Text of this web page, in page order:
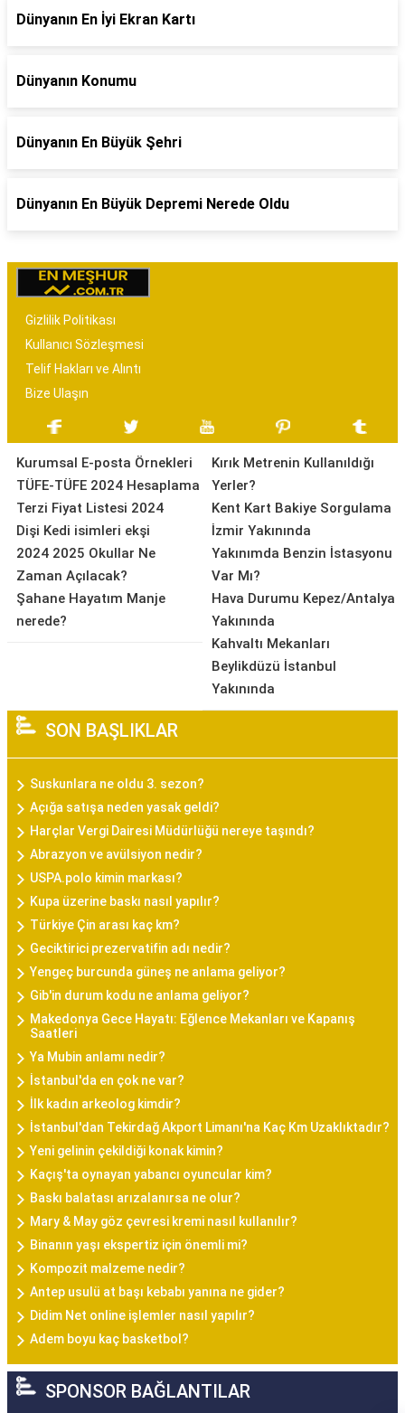
Dünyanın En İyi Ekran Kartı
Dünyanın Konumu
Dünyanın En Büyük Şehri
Dünyanın En Büyük Depremi Nerede Oldu
Gizlilik Politikası
Kullanıcı Sözleşmesi
Telif Hakları ve Alıntı
Bize Ulaşın
Kurumsal E-posta Örnekleri
TÜFE-TÜFE 2024 Hesaplama
Terzi Fiyat Listesi 2024
Dişi Kedi isimleri ekşi
2024 2025 Okullar Ne
Zaman Açılacak?
Şahane Hayatım Manje
nerede?
Kırık Metrenin Kullanıldığı
Yerler?
Kent Kart Bakiye Sorgulama
İzmir Yakınında
Yakınımda Benzin İstasyonu
Var Mı?
Hava Durumu Kepez/Antalya
Yakınında
Kahvaltı Mekanları
Beylikdüzü İstanbul
Yakınında
SON BAŞLIKLAR
Suskunlara ne oldu 3. sezon?
Açığa satışa neden yasak geldi?
Harçlar Vergi Dairesi Müdürlüğü nereye taşındı?
Abrazyon ve avülsiyon nedir?
USPA.polo kimin markası?
Kupa üzerine baskı nasıl yapılır?
Türkiye Çin arası kaç km?
Geciktirici prezervatifin adı nedir?
Yengeç burcunda güneş ne anlama geliyor?
Gib'in durum kodu ne anlama geliyor?
Makedonya Gece Hayatı: Eğlence Mekanları ve Kapanış
Saatleri
Ya Mubin anlamı nedir?
İstanbul'da en çok ne var?
İlk kadın arkeolog kimdir?
İstanbul'dan Tekirdağ Akport Limanı'na Kaç Km Uzaklıktadır?
Yeni gelinin çekildiği konak kimin?
Kaçış'ta oynayan yabancı oyuncular kim?
Baskı balatası arızalanırsa ne olur?
Mary & May göz çevresi kremi nasıl kullanılır?
Binanın yaşı ekspertiz için önemli mi?
Kompozit malzeme nedir?
Antep usulü at başı kebabı yanına ne gider?
Didim Net online işlemler nasıl yapılır?
Adem boyu kaç basketbol?
SPONSOR BAĞLANTILAR